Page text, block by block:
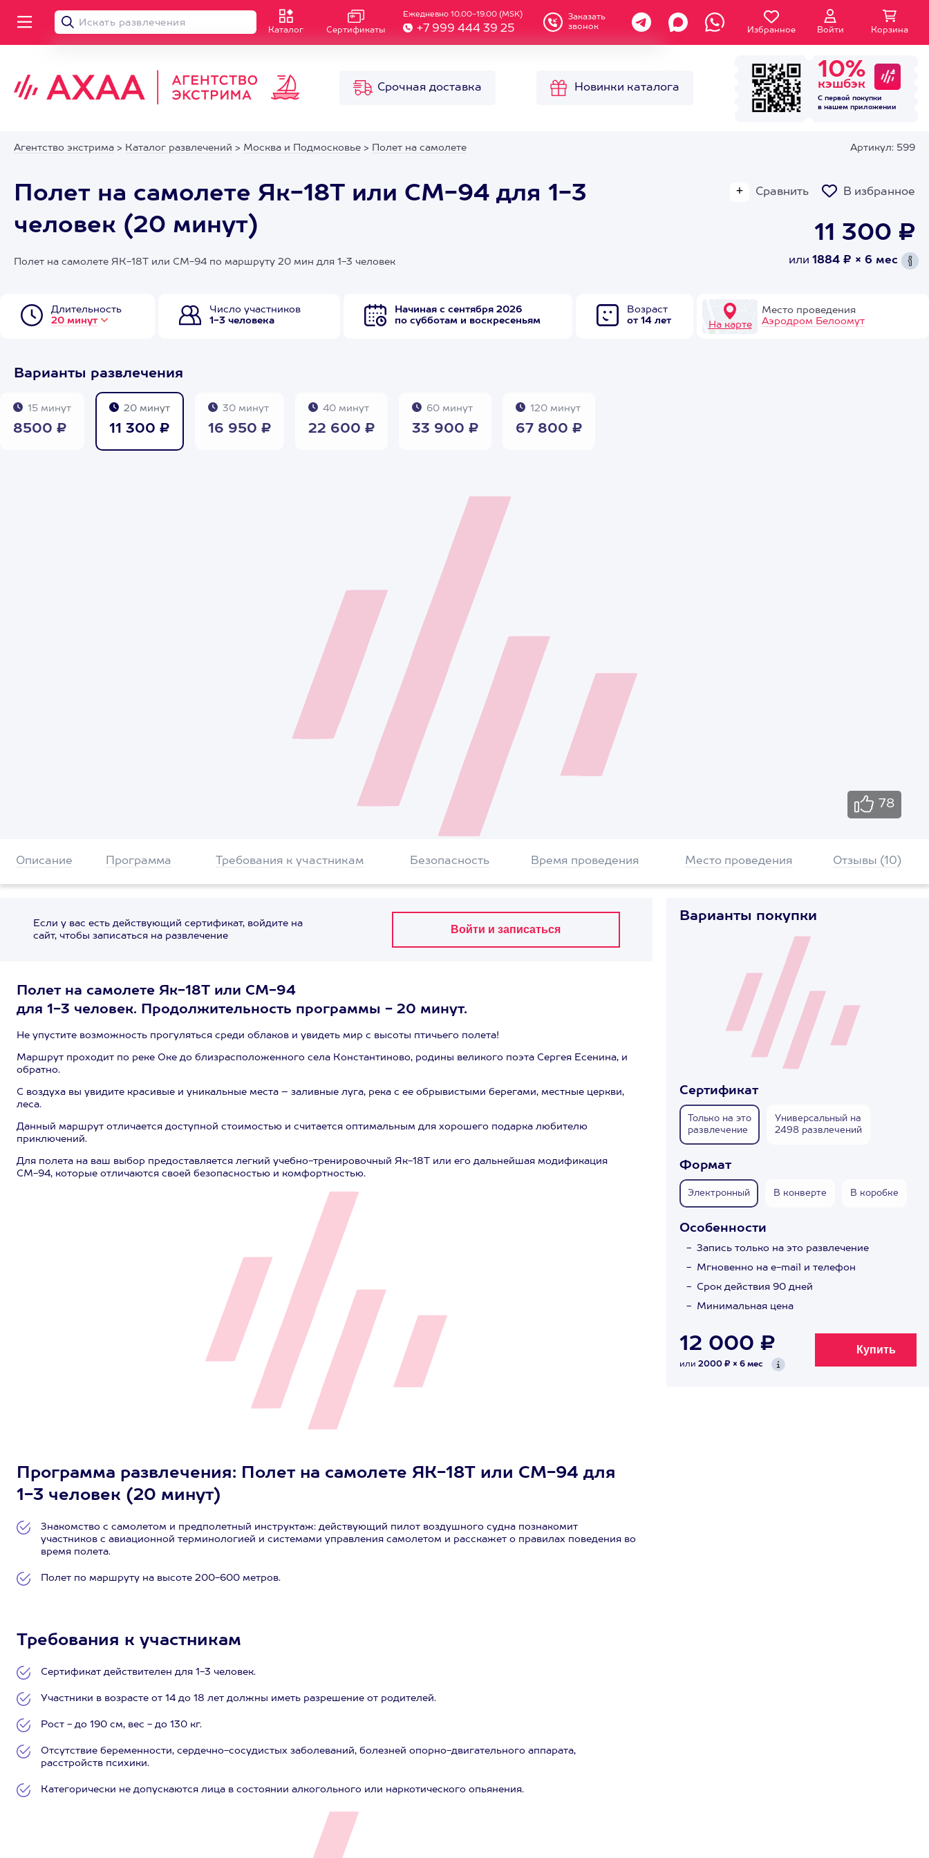
Каталог Сертификаты
Ежедневно 10.00-19.00 (MSK)
+7 999 444 39 25
Заказать
звонок
Избранное Войти Корзина
Срочная доставка Новинки каталога
10%
кэшбэк
С первой покупки
в нашем приложении
Агентство экстрима > Каталог развлечений > Москва и Подмосковье > Полет на самолете Артикул: 599
Полет на самолете Як-18Т или СМ-94 для 1-3
человек (20 минут)
Сравнить В избранное
11 300 ₽
или 1884 ₽ × 6 мес
Полет на самолете ЯК-18Т или СМ-94 по маршруту 20 мин для 1-3 человек
Длительность
20 минут
Число участников
1-3 человека
Начиная с сентября 2026
по субботам и воскресеньям
Возраст
от 14 лет
На карте
Место проведения
Аэродром Белоомут
Варианты развлечения
15 минут
8500 ₽
20 минут
11 300 ₽
30 минут
16 950 ₽
40 минут
22 600 ₽
60 минут
33 900 ₽
120 минут
67 800 ₽
78
Описание Программа Требования к участникам Безопасность Время проведения Место проведения Отзывы (10)
Если у вас есть действующий сертификат, войдите на
сайт, чтобы записаться на развлечение
Полет на самолете Як-18Т или СМ-94
для 1-3 человек. Продолжительность программы - 20 минут.
Не упустите возможность прогуляться среди облаков и увидеть мир с высоты птичьего полета!
Маршрут проходит по реке Оке до близрасположенного села Константиново, родины великого поэта Сергея Есенина, и
обратно.
С воздуха вы увидите красивые и уникальные места – заливные луга, река с ее обрывистыми берегами, местные церкви,
леса.
Данный маршрут отличается доступной стоимостью и считается оптимальным для хорошего подарка любителю
приключений.
Для полета на ваш выбор предоставляется легкий учебно-тренировочный Як-18Т или его дальнейшая модификация
СМ-94, которые отличаются своей безопасностью и комфортностью.
Программа развлечения: Полет на самолете ЯК-18Т или СМ-94 для
1-3 человек (20 минут)
Знакомство с самолетом и предполетный инструктаж: действующий пилот воздушного судна познакомит
участников с авиационной терминологией и системами управления самолетом и расскажет о правилах поведения во
время полета.
Полет по маршруту на высоте 200-600 метров.
Требования к участникам
Сертификат действителен для 1-3 человек.
Участники в возрасте от 14 до 18 лет должны иметь разрешение от родителей.
Рост - до 190 см, вес - до 130 кг.
Отсутствие беременности, сердечно-сосудистых заболеваний, болезней опорно-двигательного аппарата,
расстройств психики.
Категорически не допускаются лица в состоянии алкогольного или наркотического опьянения.
Варианты покупки
Сертификат
Только на это
развлечение
Универсальный на
2498 развлечений
Формат
Электронный В конверте В коробке
Особенности
Запись только на это развлечение
Мгновенно на e-mail и телефон
Срок действия 90 дней
Минимальная цена
12 000 ₽
или 2000 ₽ × 6 мес